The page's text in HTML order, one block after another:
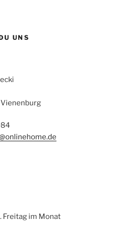
UNS
Freitag im Monat